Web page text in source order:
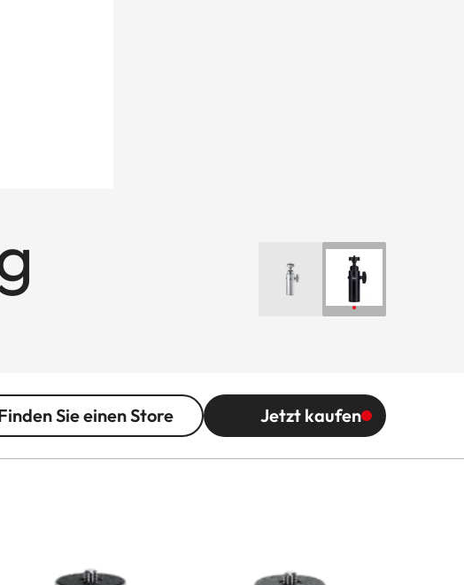
Sie einen Store Jetzt kaufen